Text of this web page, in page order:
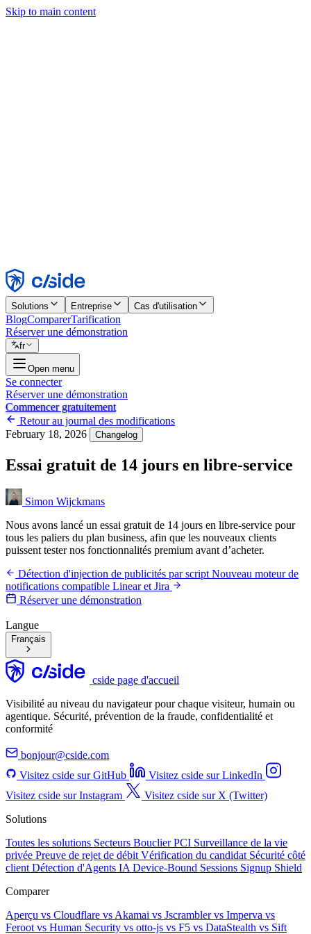
Skip to main content
Rejeter
Solutions Entreprise Cas d'utilisation
BlogComparerTarification
Réserver une démonstration
fr
Open menu
Se connecter
Réserver une démonstration
Commencer gratuitement
Retour au journal des modifications
February 18, 2026
Changelog
Essai gratuit de 14 jours en libre-service
Simon Wijckmans
Nous avons lancé un essai gratuit de 14 jours en libre-service pour
tous les paliers du plan business, afin que les nouveaux clients
puissent tester nos fonctionnalités premium avant d’acheter.
Détection d'injection de publicités par script Nouveau moteur de
notifications compatible Linear et Jira
Réserver une démonstration
Langue
Français
cside page d'accueil
Visibilité au niveau du navigateur pour chaque visiteur, humain ou
agentique. Sécurité, prévention de la fraude, confidentialité et
conformité
bonjour@cside.com
Visitez cside sur GitHub
Visitez cside sur LinkedIn
Visitez cside sur Instagram
Visitez cside sur X (Twitter)
Solutions
Toutes les solutions Secteurs Bouclier PCI Surveillance de la vie
privée Preuve de rejet de débit Vérification du candidat Sécurité côté
client Détection d'Agents IA Device-Bound Sessions Signup Shield
Comparer
Aperçu vs Cloudflare vs Akamai vs Jscramblervs Imperva vs
Feroot vs Human Security vs otto-js vs F5 vs DataStealth vs Sift